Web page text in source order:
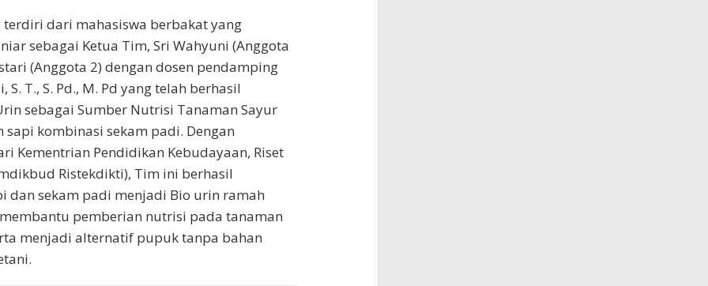
terdiri dari mahasiswa berbakat yang
sebagai Ketua Tim, Sri Wahyuni (Anggota
(Anggota 2) dengan dosen pendamping
T., S. Pd., M. Pd yang telah berhasil
sebagai Sumber Nutrisi Tanaman Sayur
sapi kombinasi sekam padi. Dengan
Kementrian Pendidikan Kebudayaan, Riset
Ristekdikti), Tim ini berhasil
dan sekam padi menjadi Bio urin ramah
pemberian nutrisi pada tanaman
menjadi alternatif pupuk tanpa bahan